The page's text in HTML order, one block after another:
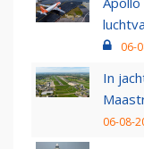
06-
In
06-08-